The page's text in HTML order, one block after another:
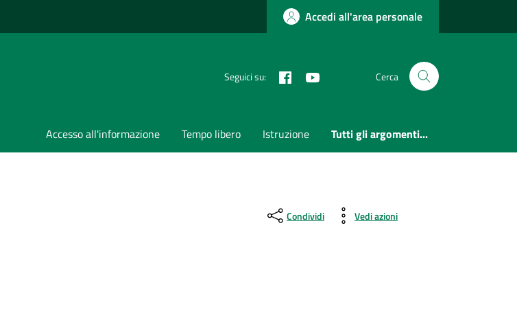
Accedi all'area personale
Seguici su: Facebook Cerca
Accesso all'informazione Tempo libero Istruzione Tutti gli argomenti...
Condividi Vedi azioni